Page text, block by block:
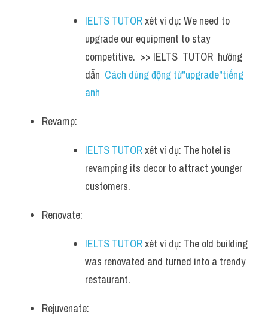
IELTS TUTOR xét ví dụ: We need to
upgrade our equipment to stay
competitive.  >> IELTS  TUTOR  hướng
dẫn Cách dùng động từ"upgrade"tiếng
anh
Revamp:
IELTS TUTOR xét ví dụ: The hotel is
revamping its decor to attract younger
customers.
Renovate:
IELTS TUTOR xét ví dụ: The old building
was renovated and turned into a trendy
restaurant.
Rejuvenate: